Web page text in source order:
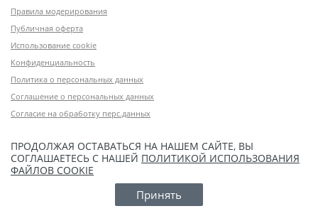
Правила модерирования
Публичная оферта
Использование cookie
Конфиденциальность
Политика о персональных данных
Соглашение о персональных данных
Согласие на обработку перс.данных
ПРОДОЛЖАЯ ОСТАВАТЬСЯ НА НАШЕМ САЙТЕ, ВЫ
СОГЛАШАЕТЕСЬ С НАШЕЙ ПОЛИТИКОЙ ИСПОЛЬЗОВАНИЯ
ФАЙЛОВ COOKIE
Принять